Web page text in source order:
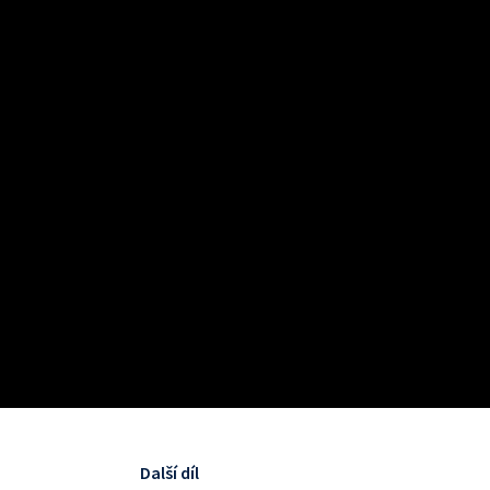
Další díl